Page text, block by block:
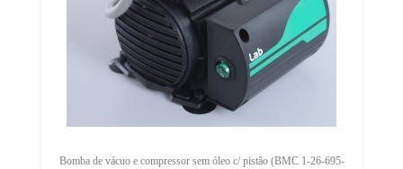
Bomba de vácuo e compressor sem óleo c/ pistão (BMC 1-26-695-